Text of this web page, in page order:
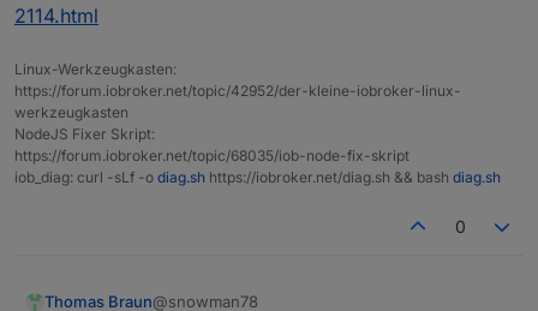
2114.html
Linux-Werkzeugkasten:
https://forum.iobroker.net/topic/42952/der-kleine-iobroker-linux-
werkzeugkasten
NodeJS Fixer Skript:
https://forum.iobroker.net/topic/68035/iob-node-fix-skript
iob_diag: curl -sLf -o diag.sh https://iobroker.net/diag.sh && bash diag.sh
0
Thomas Braun@snowman78